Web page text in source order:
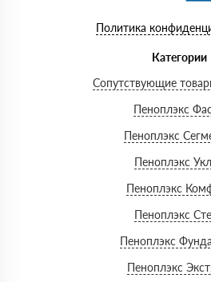
Политика
Категории
Сопутствующие
Пеноплэкс
Пеноплэкс
Пеноплэкс
Пеноплэкс
Пеноплэкс
Пеноплэкс
Пеноплэкс